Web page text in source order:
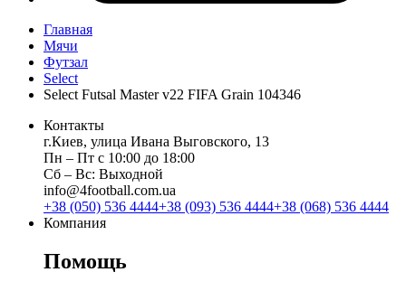
Главная
Мячи
Футзал
Select
Select Futsal Master v22 FIFA Grain 104346
Контакты
г.Киев, улица Ивана Выговского, 13
Пн ‒ Пт с 10:00 до 18:00
Сб ‒ Вс: Выходной
info@4football.com.ua
+38 (050) 536 4444+38 (093) 536 4444+38 (068) 536 4444
Компания
Помощь